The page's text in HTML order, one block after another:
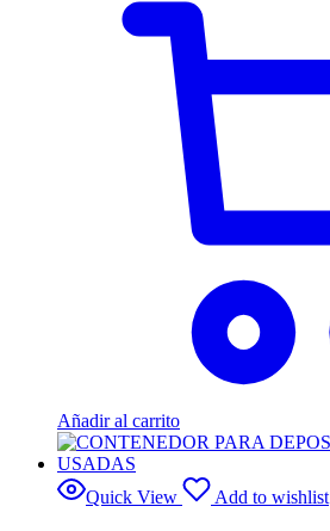
Añadir al carrito
Quick View Add to wishlist